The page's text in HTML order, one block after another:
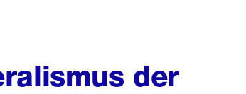
der